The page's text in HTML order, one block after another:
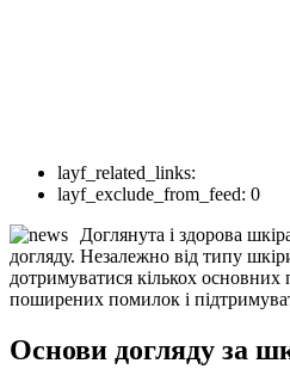
layf_related_links:
layf_exclude_from_feed: 0
Доглянута і здорова
догляду. Незалежно від типу
дотримуватися кількох
поширених помилок і
Основи догляду за